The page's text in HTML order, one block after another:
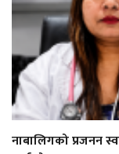
नाबालिगको प्रजनन